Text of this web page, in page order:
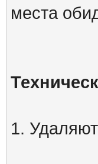
места
1.